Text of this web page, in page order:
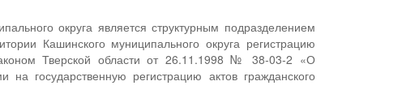
округа является структурным подразделением
Кашинского муниципального округа регистрацию
Тверской области от 26.11.1998 № 38-03-2 «О
государственную регистрацию актов гражданского